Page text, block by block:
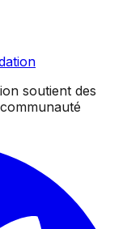
soutient des